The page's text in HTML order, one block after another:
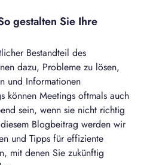
gestalten Sie Ihre
Bestandteil des
dazu, Probleme zu lösen,
und Informationen
können Meetings oftmals auch
sein, wenn sie nicht richtig
Blogbeitrag werden wir
und Tipps für effiziente
mit denen Sie zukünftig